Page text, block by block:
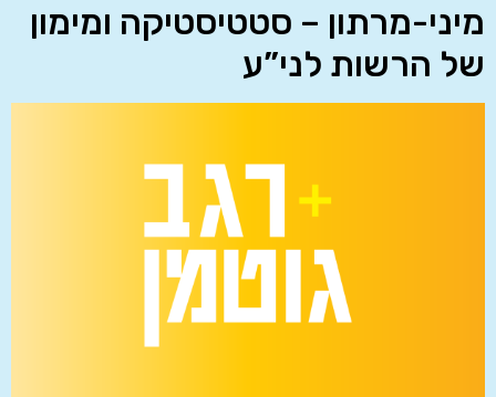
מיני-מרתון – סטטיסטיקה ומימון
של הרשות לני”ע